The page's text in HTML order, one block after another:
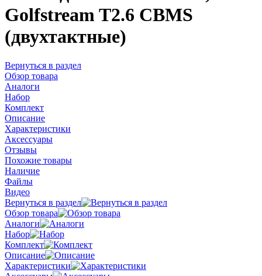
Golfstream T2.6 CBMS
(двухтактные)
Вернуться в раздел
Обзор товара
Аналоги
Набор
Комплект
Описание
Характеристики
Аксессуары
Отзывы
Похожие товары
Наличие
Файлы
Видео
Вернуться в раздел
Обзор товара
Аналоги
Набор
Комплект
Описание
Характеристики